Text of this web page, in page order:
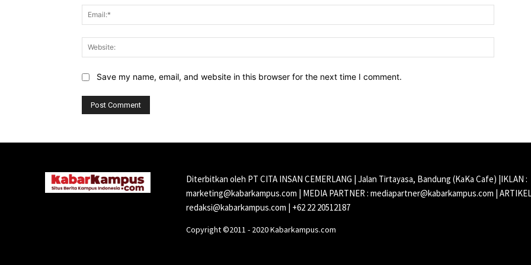
Save my name, email, and website in this browser for the next time I comment.
Diterbitkan oleh PT CITA INSAN CEMERLANG | Jalan Tirtayasa, Bandung (KaKa Cafe) |IKLAN :
marketing@kabarkampus.com | MEDIA PARTNER : mediapartner@kabarkampus.com |
redaksi@kabarkampus.com | +62 22 20512187
Copyright ©2011 - 2020 Kabarkampus.com